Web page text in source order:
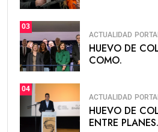
03
ACTUALIDAD
HUEVO DE
COMO.
04
ACTUALIDAD
HUEVO DE
ENTRE PLANES.